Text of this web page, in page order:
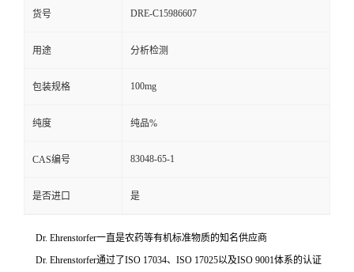
货号 DRE-C15986607
用途 分析检测
包装规格 100mg
纯度 纯品%
CAS编号 83048-65-1
是否进口 是
Dr. Ehrenstorfer一直是农药等有机标准物质的知名供应商
Dr. Ehrenstorfer通过了ISO 17034、ISO 17025以及ISO 9001体系的认证